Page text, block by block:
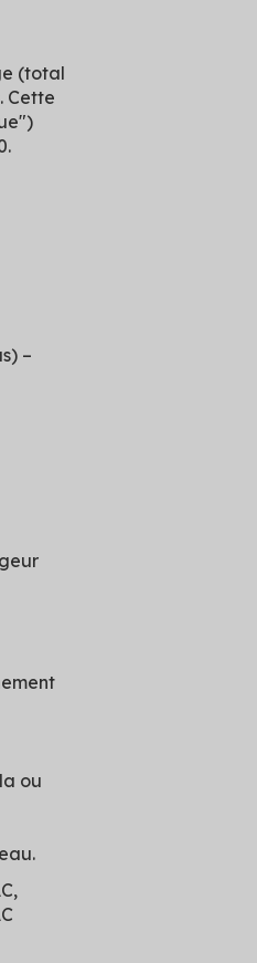
(total
Cette
–
ou